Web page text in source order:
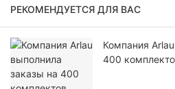
РЕКОМЕНДУЕТСЯ ДЛЯ ВАС
Компания
400